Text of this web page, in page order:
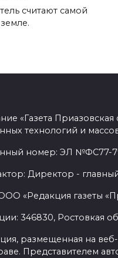
считают самой
«Газета
технологий и
номер: ЭЛ №ФС77-
Директор -
«Редакция газеты
346830, Ростовкая
размещенная на
Представителем